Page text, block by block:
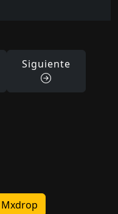
Siguiente
Mxdrop